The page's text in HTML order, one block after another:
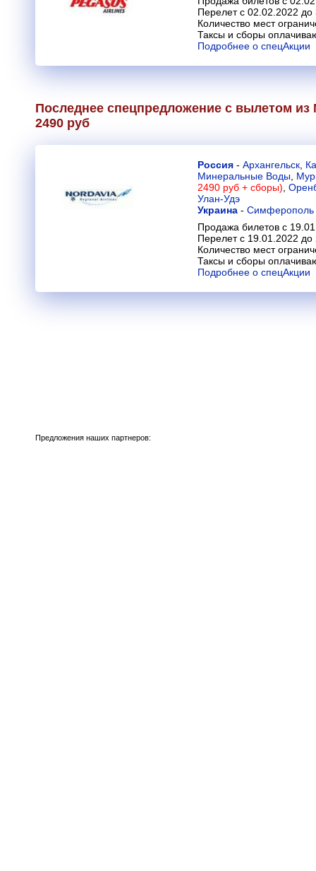
Перелет с 02.02.2022 до
Количество мест
Таксы и сборы
Подробнее о спецАкции
Последнее спецпредложение с вылетом
2490 руб
Россия - Архангельск
Минеральные Воды
2490 руб + сборы)
Улан-Удэ
Украина - Симферополь
Продажа билетов с
Перелет с 19.01.2022 до
Количество мест
Таксы и сборы
Подробнее о спецАкции
Предложения наших партнеров: